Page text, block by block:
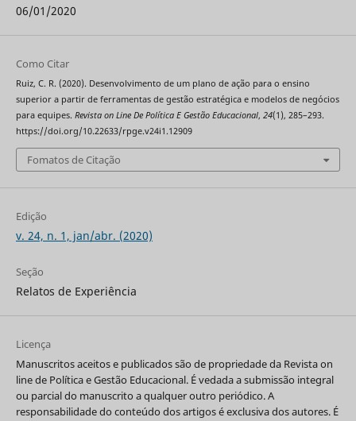
06/01/2020
Como Citar
Ruiz, C. R. (2020). Desenvolvimento de um plano de ação para o ensino
superior a partir de ferramentas de gestão estratégica e modelos de negócios
para equipes. Revista on Line De Política E Gestão Educacional, 24(1), 285–293.
https://doi.org/10.22633/rpge.v24i1.12909
Fomatos de Citação
Edição
v. 24, n. 1, jan/abr. (2020)
Seção
Relatos de Experiência
Licença
Manuscritos aceitos e publicados são de propriedade da Revista on
line de Política e Gestão Educacional. É vedada a submissão integral
ou parcial do manuscrito a qualquer outro periódico. A
responsabilidade do conteúdo dos artigos é exclusiva dos autores. É